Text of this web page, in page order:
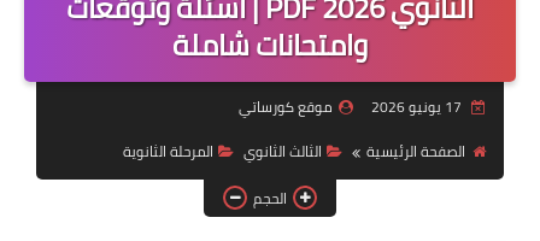
موضوعات
تربويات
تكنولوجيا
قصص للأطفال
وامتحانات شاملة
موقع كورساتي
الصفحة الرئيسية
الثالث الثانوي
المرحلة الثانوية
الحجم